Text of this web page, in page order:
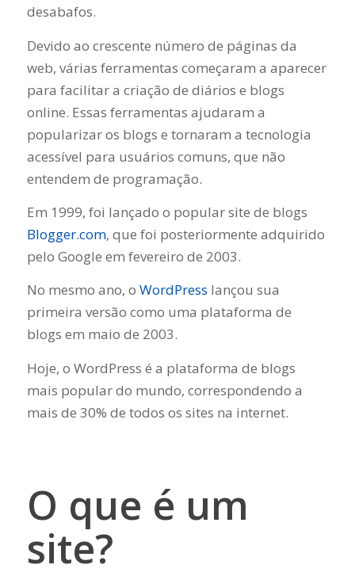
desabafos.
Devido ao crescente número de páginas da
web, várias ferramentas começaram a aparecer
para facilitar a criação de diários e blogs
online. Essas ferramentas ajudaram a
popularizar os blogs e tornaram a tecnologia
acessível para usuários comuns, que não
entendem de programação.
Em 1999, foi lançado o popular site de blogs
Blogger.com, que foi posteriormente adquirido
pelo Google em fevereiro de 2003.
No mesmo ano, o WordPress lançou sua
primeira versão como uma plataforma de
blogs em maio de 2003.
Hoje, o WordPress é a plataforma de blogs
mais popular do mundo, correspondendo a
mais de 30% de todos os sites na internet.
O que é um
site?